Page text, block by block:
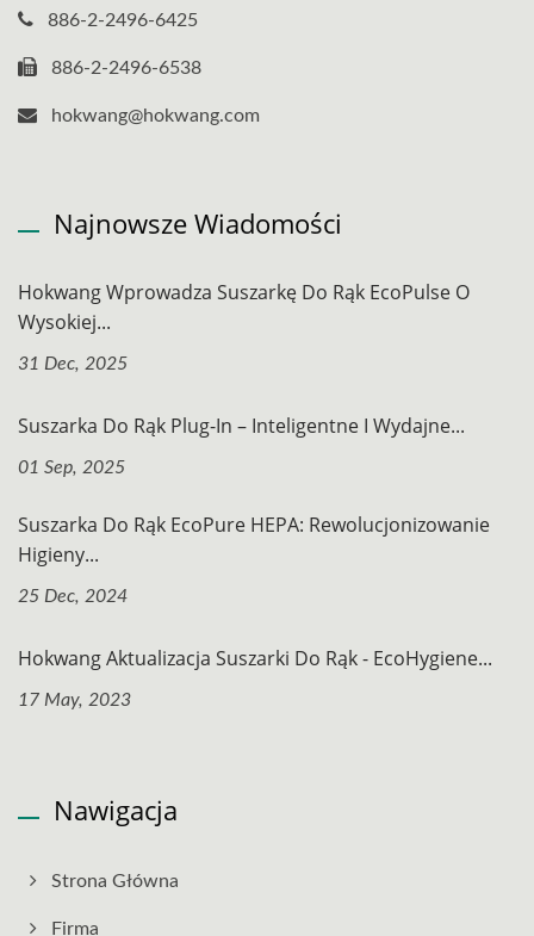
886-2-2496-6425
886-2-2496-6538
hokwang@hokwang.com
Najnowsze Wiadomości
Hokwang Wprowadza Suszarkę Do Rąk EcoPulse O
Wysokiej...
31 Dec, 2025
Suszarka Do Rąk Plug-In – Inteligentne I Wydajne...
01 Sep, 2025
Suszarka Do Rąk EcoPure HEPA: Rewolucjonizowanie
Higieny...
25 Dec, 2024
Hokwang Aktualizacja Suszarki Do Rąk - EcoHygiene...
17 May, 2023
Nawigacja
Strona Główna
Firma